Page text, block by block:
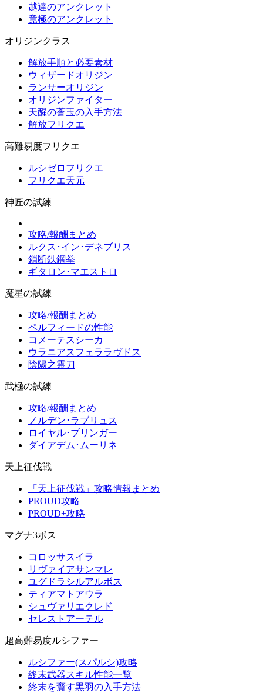
越達のアンクレット
竟極のアンクレット
オリジンクラス
解放手順と必要素材
ウィザードオリジン
ランサーオリジン
オリジンファイター
天醒の蒼玉の入手方法
解放フリクエ
高難易度フリクエ
ルシゼロフリクエ
フリクエ天元
神匠の試練
攻略/報酬まとめ
ルクス･イン･デネブリス
鎖断鉄鋼拳
ギタロン･マエストロ
魔星の試練
攻略/報酬まとめ
ペルフィードの性能
コメーテスシーカ
ウラニアスフェララヴドス
陰陽之霊刀
武極の試練
攻略/報酬まとめ
ノルデン･ラブリュス
ロイヤル･ブリンガー
ダイアデム･ムーリネ
天上征伐戦
「天上征伐戦」攻略情報まとめ
PROUD攻略
PROUD+攻略
マグナ3ボス
コロッサスイラ
リヴァイアサンマレ
ユグドラシルアルボス
ティアマトアウラ
シュヴァリエクレド
セレストアーテル
超高難易度ルシファー
ルシファー(スパルシ)攻略
終末武器スキル性能一覧
終末を齎す黒羽の入手方法